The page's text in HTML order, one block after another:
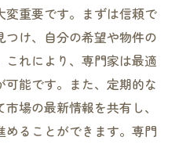
重要です。まずは信頼で
つけ、自分の希望や物件の
れにより、専門家は最適
能です。また、定期的な
場の最新情報を共有し、
ることができます。専門